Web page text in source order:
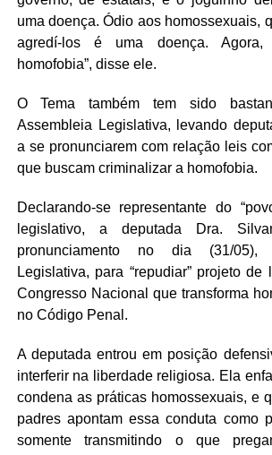
uma doença. Ódio aos homossexuais,
agredí-los é uma doença.
homofobia”, disse ele.
O Tema também tem sido
Assembleia Legislativa, levando
a se pronunciarem com relação leis
que buscam criminalizar a homofobia.
Declarando-se representante do
legislativo, a deputada Dra.
pronunciamento no dia (31/05),
Legislativa, para “repudiar” projeto
Congresso Nacional que transforma
no Código Penal.
A deputada entrou em posição
interferir na liberdade religiosa. Ela
condena as práticas homossexuais, e
padres apontam essa conduta como
somente transmitindo o que